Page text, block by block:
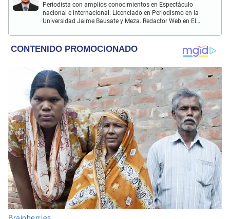
Periodista con amplios conocimientos en Espectáculo
nacional e internacional. Licenciado en Periodismo en la
Universidad Jaime Bausate y Meza. Redactor Web en El
películas, series, videojuegos y espectáculo.